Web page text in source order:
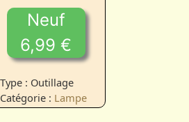
Neuf
6,99 €
Type : Outillage
Catégorie : Lampe